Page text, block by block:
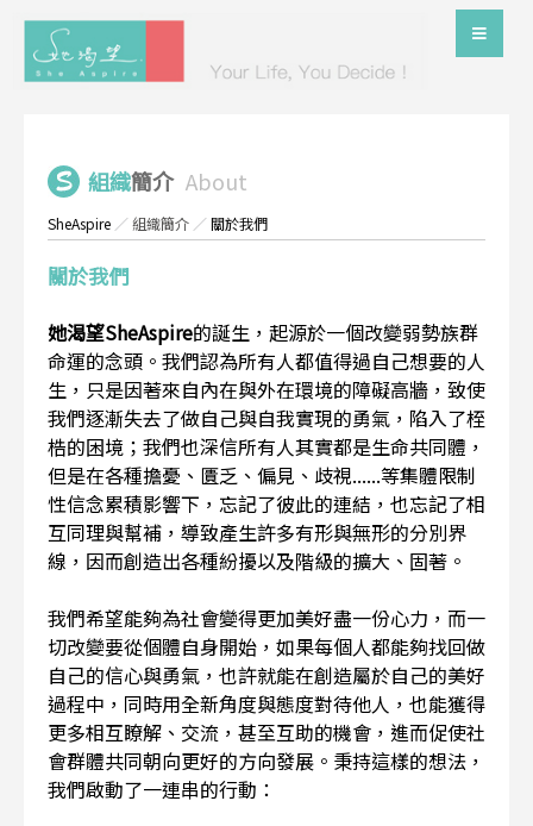
組織簡介 About
SheAspire ／組織簡介 ／關於我們
關於我們
她渴望SheAspire的誕生，起源於一個改變弱勢族群
命運的念頭。我們認為所有人都值得過自己想要的人
生，只是因著來自內在與外在環境的障礙高牆，致使
我們逐漸失去了做自己與自我實現的勇氣，陷入了桎
梏的困境；我們也深信所有人其實都是生命共同體，
但是在各種擔憂、匱乏、偏見、歧視......等集體限制
性信念累積影響下，忘記了彼此的連結，也忘記了相
互同理與幫補，導致產生許多有形與無形的分別界
線，因而創造出各種紛擾以及階級的擴大、固著。
我們希望能夠為社會變得更加美好盡一份心力，而一
切改變要從個體自身開始，如果每個人都能夠找回做
自己的信心與勇氣，也許就能在創造屬於自己的美好
過程中，同時用全新角度與態度對待他人，也能獲得
更多相互瞭解、交流，甚至互助的機會，進而促使社
會群體共同朝向更好的方向發展。秉持這樣的想法，
我們啟動了一連串的行動：